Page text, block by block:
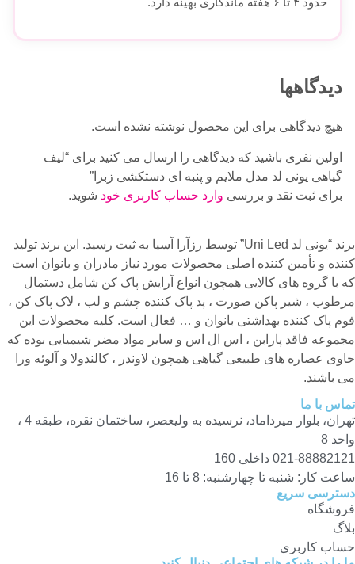
دیدگاهها
هیچ دیدگاهی برای این محصول نوشته نشده است.
اولین نفری باشید که دیدگاهی را ارسال می کنید برای “لیف
گیاهی یونی لد مدل ملایم و پنبه ای دستکشی زبرا”
برای ثبت نقد و بررسی وارد حساب کاربری خود شوید.
برند “یونی لد Uni Led” توسط رزآرا آسیا به ثبت رسید. این برند تولید
کننده و تأمین کننده اصلی محصولات مورد نیاز مادران و بانوان است
که با گروه های کالایی همچون انواع آرایش پاک کن شامل دستمال
مرطوب ، شیر پاکن صورت ، پد پاک کننده چشم و لب ، لاک پاک کن ،
فوم پاک کننده بهداشتی بانوان و … فعال است. کلیه محصولات این
مجموعه فاقد پارابن ، اس ال اس و سایر مواد مضر شیمیایی بوده که
حاوی عصاره های طبیعی گیاهی همچون لاوندر ، کالندولا و آلوئه ورا
می باشند.
تماس با ما
تهران، بلوار میرداماد، نرسیده به ولیعصر، ساختمان نقره، طبقه 4 ،
واحد 8
021-88882121 داخلی 160
ساعت کار: شنبه تا چهارشنبه: 8 تا 16
دسترسی سریع
فروشگاه
بلاگ
حساب کاربری